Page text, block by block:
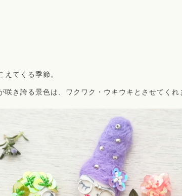
えてくる季節。
き誇る景色は、ワクワク・ウキウキとさせてくれ